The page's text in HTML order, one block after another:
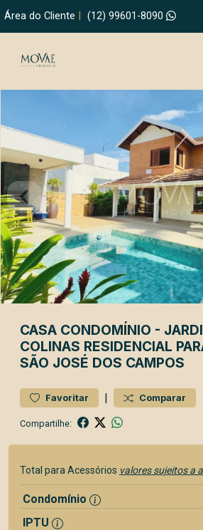
Área do Cliente (12) 99601-8090
CASA CONDOMÍNIO -
COLINAS RESIDENCIAL
SÃO JOSÉ DOS CAMPOS
Favoritar | Comparar
Compartilhe:
Total para Acessórios valores sujeitos a
Condomínio
IPTU